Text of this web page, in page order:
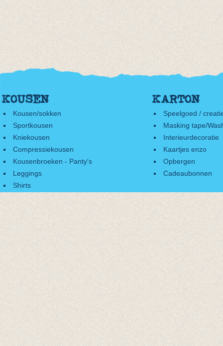
KOUSEN
Kousen/sokken
Sportkousen
Kniekousen
Compressiekousen
Kousenbroeken - Panty's
Leggings
Shirts
KARTON
Speelgoed /
Masking tape/
Interieurdecoratie
Kaartjes enzo
Opbergen
Cadeaubonnen